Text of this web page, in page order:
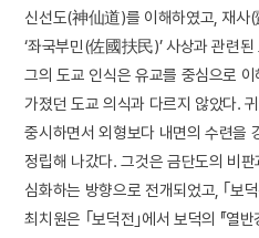
신선도(神仙道)를 이해하였고, 재사
‘좌국부민(佐國扶民)’ 사상과 관련
그의 도교 인식은 유교를 중심으로
가졌던 도교 의식과 다르지 않았다.
중시하면서 외형보다 내면의 수련을
정립해 나갔다. 그것은 금단도의 비
심화하는 방향으로 전개되었고, ｢보
최치원은 ｢보덕전｣에서 보덕의 『열